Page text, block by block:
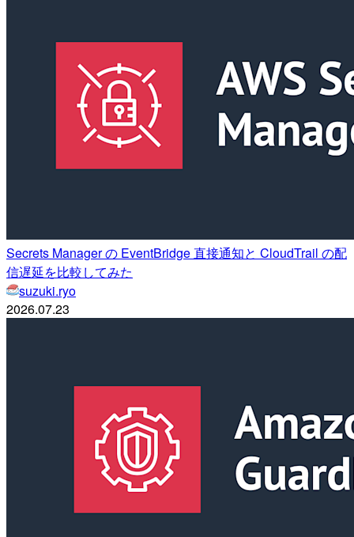
Secrets Manager の EventBridge 直接通知と CloudTrail の配
信遅延を比較してみた
suzuki.ryo
2026.07.23